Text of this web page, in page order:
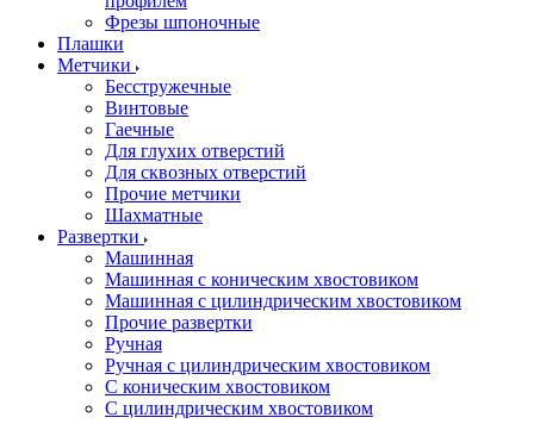
Фрезы шпоночные
Плашки
Метчики
Бесстружечные
Винтовые
Гаечные
Для глухих отверстий
Для сквозных отверстий
Прочие метчики
Шахматные
Развертки
Машинная
Машинная с коническим хвостовиком
Машинная с цилиндрическим хвостовиком
Прочие развертки
Ручная
Ручная с цилиндрическим хвостовиком
С коническим хвостовиком
С цилиндрическим хвостовиком